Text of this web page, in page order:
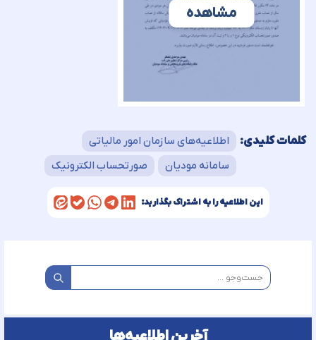
مشاهده
کلمات کلیدی:
اطلاعیه‌های سازمان امور مالیاتی
سامانه مودیان
صورتحساب الکترونیک
این اطلاعیه را به اشتراک بگذارید: